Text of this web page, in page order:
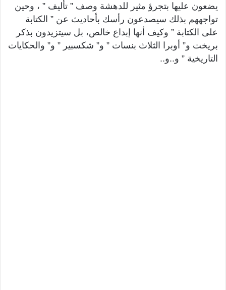
يضعون عليها بتجرؤ مثير للدهشة وصف ” تأليف ” ، وحين
تواجههم بذلك سيصدعون رأسك بأحاديث عن ” الكتابة
على الكتابة ” وكيف أنها إبداع خالص، بل سيتزيدون بذكر
بريخت و” أوبرا الثلاث بنسات ” و” شكسبير ” و” والحكايات
التاريخية ” و..و..